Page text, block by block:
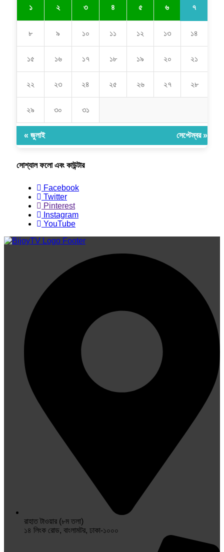
১ ২ ৩ ৪ ৫ ৬ ৭
৮ ৯ ১০ ১১ ১২ ১৩ ১৪
১৫ ১৬ ১৭ ১৮ ১৯ ২০ ২১
২২ ২৩ ২৪ ২৫ ২৬ ২৭ ২৮
২৯ ৩০ ৩১
« জুলাই সেপ্টেম্বর »
সোশ্যাল ফলো এবং কাউন্টার
Facebook
Twitter
Pinterest
Instagram
YouTube
রাহাত টাওয়ার (৮ম তলা)
১৪ লিংক রোড, বাংলামটর, ঢাকা-১০০০